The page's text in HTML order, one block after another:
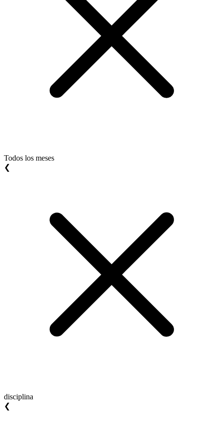
Todos los meses
❮
disciplina
❮